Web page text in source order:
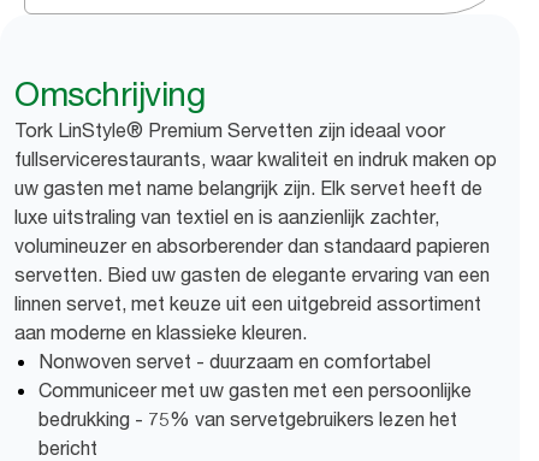
Omschrijving
Tork LinStyle® Premium Servetten zijn ideaal voor
fullservicerestaurants, waar kwaliteit en indruk maken op
uw gasten met name belangrijk zijn. Elk servet heeft de
luxe uitstraling van textiel en is aanzienlijk zachter,
volumineuzer en absorberender dan standaard papieren
servetten. Bied uw gasten de elegante ervaring van een
linnen servet, met keuze uit een uitgebreid assortiment
aan moderne en klassieke kleuren.
Nonwoven servet - duurzaam en comfortabel
Communiceer met uw gasten met een persoonlijke
bedrukking - 75% van servetgebruikers lezen het
bericht